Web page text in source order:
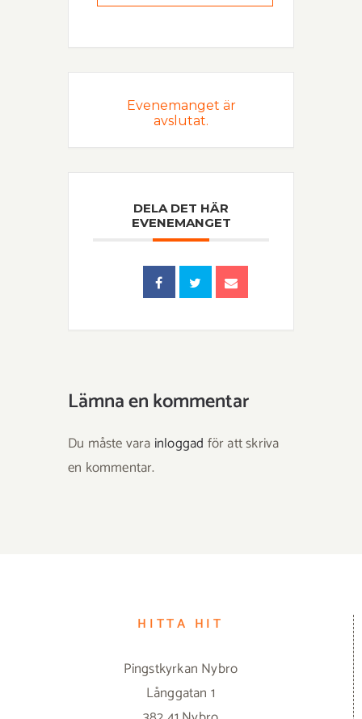
Evenemanget är
avslutat.
DELA DET HÄR
EVENEMANGET
Lämna en kommentar
Du måste vara inloggad för att skriva
en kommentar.
HITTA HIT
Pingstkyrkan Nybro
Långgatan 1